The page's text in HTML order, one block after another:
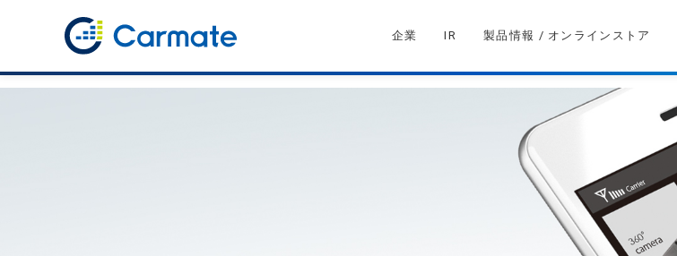
企業 IR 製品情報 / オンラインストア